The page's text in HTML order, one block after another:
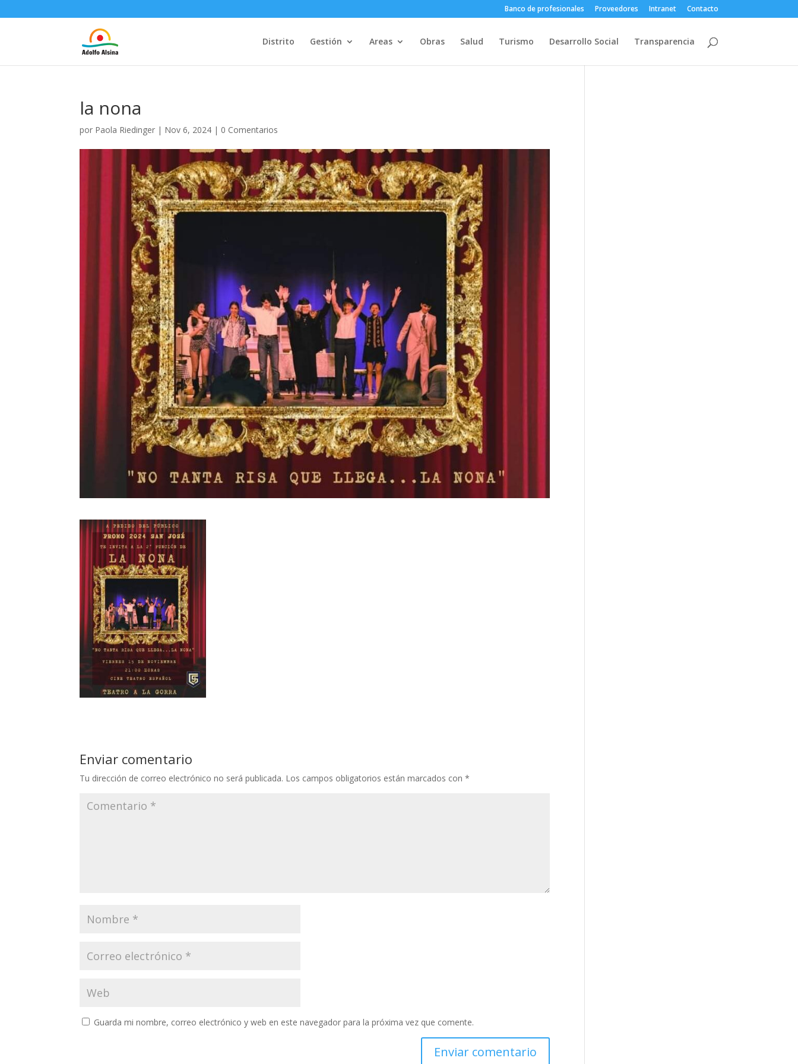
Banco de profesionales Proveedores Intranet Contacto
Distrito Gestión Areas Obras Salud Turismo Desarrollo Social Transparencia
la nona
por Paola Riedinger | Nov 6, 2024 | 0 Comentarios
Enviar comentario
Tu dirección de correo electrónico no será publicada. Los campos obligatorios están marcados con*
Guarda mi nombre, correo electrónico y web en este navegador para la próxima vez que comente.